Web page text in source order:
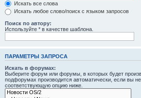
Искать все слова
Искать любое слово/поиск с языком запросов
Поиск по автору:
Используйте * в качестве шаблона.
ПАРАМЕТРЫ ЗАПРОСА
Искать в форумах:
Выберите форум или форумы, в которых будет
подфорумах производится автоматически, если вы
соответствующую опцию ниже.